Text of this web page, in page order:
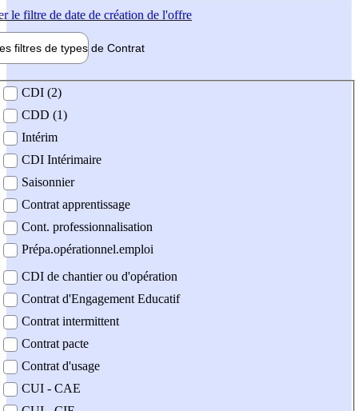
le filtre de date de création de l'offre
filtres de types de Contrat
contrat
CDI (2)
CDD (1)
Intérim
CDI Intérimaire
Saisonnier
Contrat apprentissage
Cont. professionnalisation
Prépa.opérationnel.emploi
CDI de chantier ou d'opération
Contrat d'Engagement Educatif
Contrat intermittent
Contrat pacte
Contrat d'usage
CUI - CAE